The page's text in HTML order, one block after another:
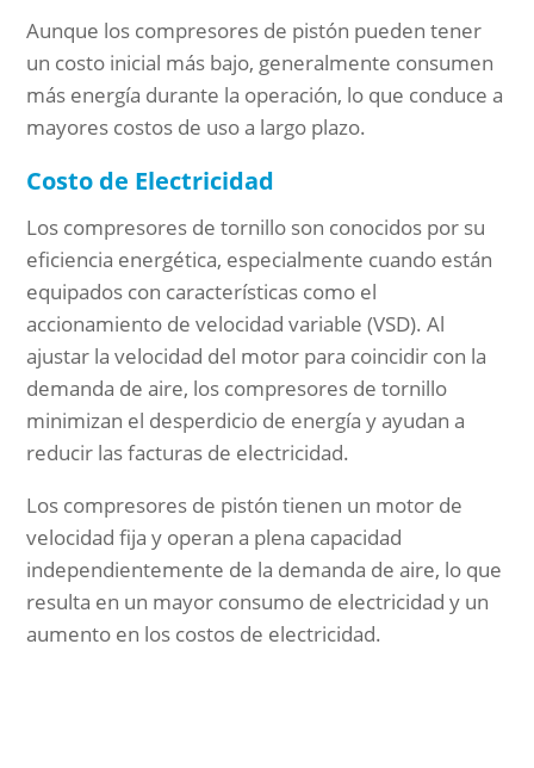
Aunque los compresores de pistón pueden tener
un costo inicial más bajo, generalmente consumen
más energía durante la operación, lo que conduce a
mayores costos de uso a largo plazo.
Costo de Electricidad
Los compresores de tornillo son conocidos por su
eficiencia energética, especialmente cuando están
equipados con características como el
accionamiento de velocidad variable (VSD). Al
ajustar la velocidad del motor para coincidir con la
demanda de aire, los compresores de tornillo
minimizan el desperdicio de energía y ayudan a
reducir las facturas de electricidad.
Los compresores de pistón tienen un motor de
velocidad fija y operan a plena capacidad
independientemente de la demanda de aire, lo que
resulta en un mayor consumo de electricidad y un
aumento en los costos de electricidad.